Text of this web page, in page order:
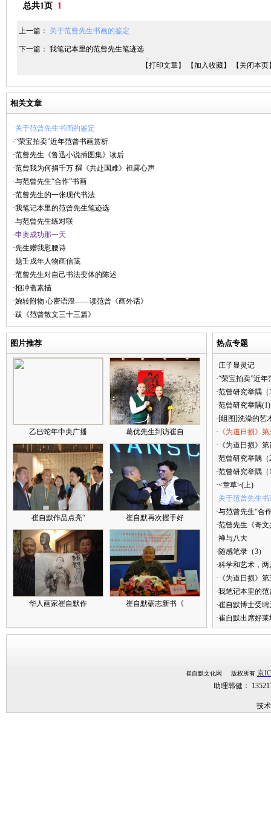
总共1页 1
上一篇： 关于范曾先生书画的鉴定
下一篇： 我笔记本里的范曾先生笔迹选
【打印文章】
【加入收藏】 【关闭本页
相关文章
·关于范曾先生书画的鉴定
·“荣宝拍卖”近年范曾书画赏析
·范曾先生《鲁迅小说插图集》读后
·范曾我为何捐千万 撰《共赴国难》袒露心声
·与范曾先生“合作”书画
·范曾先生的一张现代书法
·我笔记本里的范曾先生笔迹选
·与范曾先生练对联
·申奥成功那一天
·先生赠我慰腰诗
·题壬戌年人物画信笺
·范曾先生对自己书法变体的陈述
·抱冲斋素描
·婉转附物 心密语澄——读范曾《画外话》
·跋《范曾散文三十三篇》
图片推荐
乙巳蛇年中央广播 葛优先生到访崔自
崔自默作品点亮“ 崔自默再次握手好
华人画家崔自默作 崔自默砺志新书《
热点专题
·庄子显灵记
·“荣宝拍卖”近
·范曾研究举隅（
·范曾研究举隅(1)
·[组图]洗澡的艺
·《为道日损》
·《为道日损》
·范曾研究举隅（
·范曾研究举隅（
·<章草>(上)
·关于范曾先生
·与范曾先生“合
·范曾先生《奇
·禅与八大
·随感笔录（3）
·科学和艺术，
·《为道日损》
·我笔记本里的
·崔自默博士受
·崔自默出席好
崔自默文化网 版权所有 京
助理韩健：
技